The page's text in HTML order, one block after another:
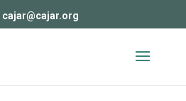
cajar@cajar.org